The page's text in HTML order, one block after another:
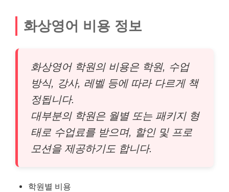
화상영어 비용 정보
화상영어 학원의 비용은 학원, 수업
방식, 강사, 레벨 등에 따라 다르게 책
정됩니다.
대부분의 학원은 월별 또는 패키지 형
태로 수업료를 받으며, 할인 및 프로
모션을 제공하기도 합니다.
학원별 비용